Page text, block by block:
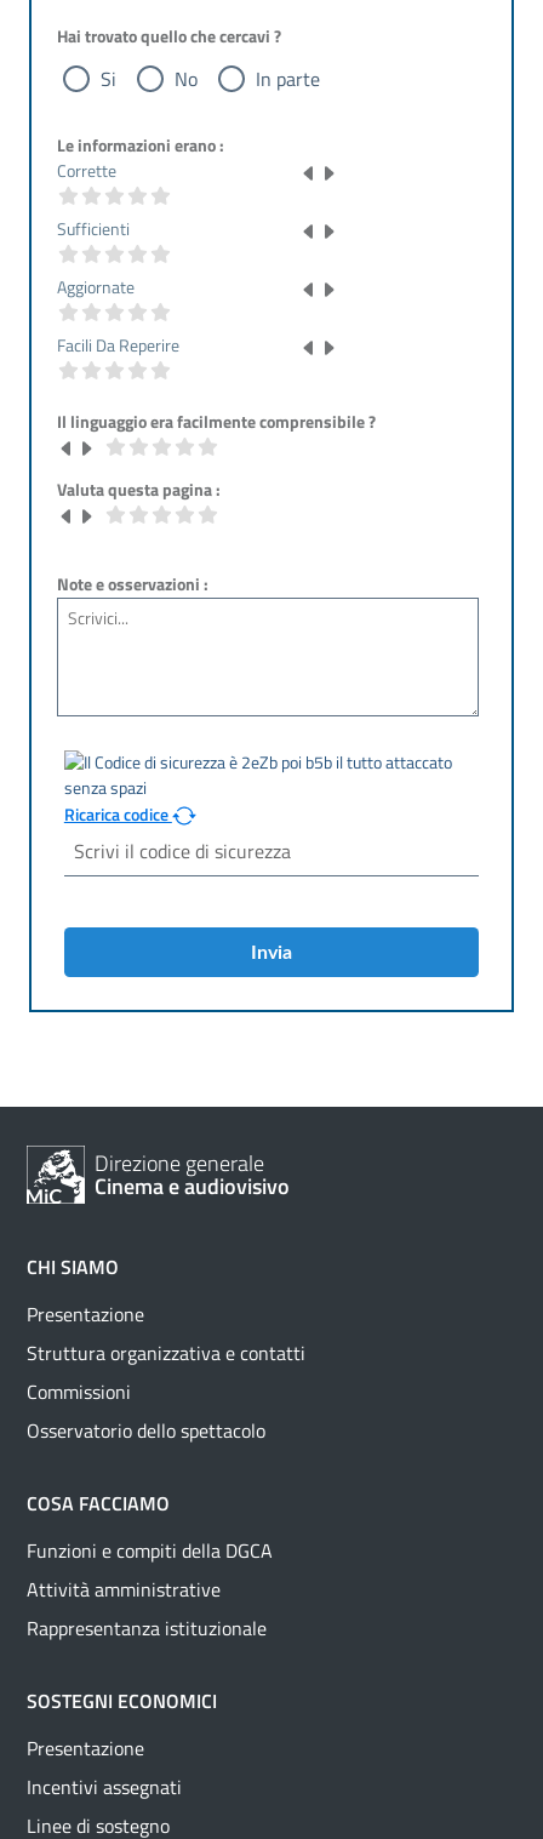
Hai trovato quello che cercavi ?
Si No In parte
Le informazioni erano :
Corrette
Sufficienti
Aggiornate
Facili Da Reperire
Il linguaggio era facilmente comprensibile ?
Valuta questa pagina :
Note e osservazioni :
Ricarica codice
Invia
Direzione generale
Cinema e audiovisivo
CHI SIAMO
Presentazione
Struttura organizzativa e contatti
Commissioni
Osservatorio dello spettacolo
COSA FACCIAMO
Funzioni e compiti della DGCA
Attività amministrative
Rappresentanza istituzionale
SOSTEGNI ECONOMICI
Presentazione
Incentivi assegnati
Linee di sostegno